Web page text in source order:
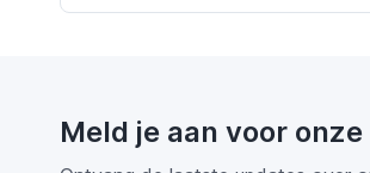
Meld je aan voor